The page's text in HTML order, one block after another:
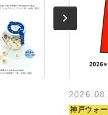
神戸ウォ